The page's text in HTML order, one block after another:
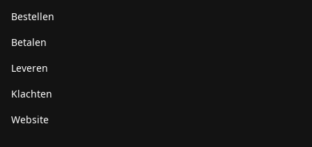
Bestellen
Betalen
Leveren
Klachten
Website